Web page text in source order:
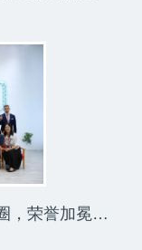
精诺五金CiFF展会收官，新品出圈，荣誉加冕，共赢未来！